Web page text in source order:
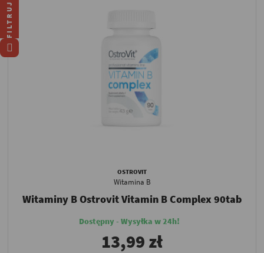
OSTROVIT
Witamina B
Witaminy B Ostrovit Vitamin B Complex 90tab
Dostępny - Wysyłka w 24h!
13,99 zł
FILTRUJ